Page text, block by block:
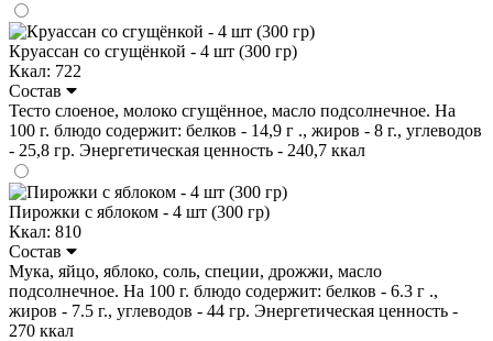
Круассан со сгущёнкой - 4 шт (300 гр)
Ккал: 722
Состав
Тесто слоеное, молоко сгущённое, масло подсолнечное. На
100 г. блюдо содержит: белков - 14,9 г ., жиров - 8 г., углеводов
- 25,8 гр. Энергетическая ценность - 240,7 ккал
Пирожки с яблоком - 4 шт (300 гр)
Ккал: 810
Состав
Мука, яйцо, яблоко, соль, специи, дрожжи, масло
подсолнечное. На 100 г. блюдо содержит: белков - 6.3 г .,
жиров - 7.5 г., углеводов - 44 гр. Энергетическая ценность -
270 ккал